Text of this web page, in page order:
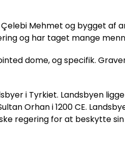
Mehmet og bygget af
og har taget mange
dome, og specifik.
i Tyrkiet. Landsbyen
Orhan i 1200 CE.
regering for at beskytte